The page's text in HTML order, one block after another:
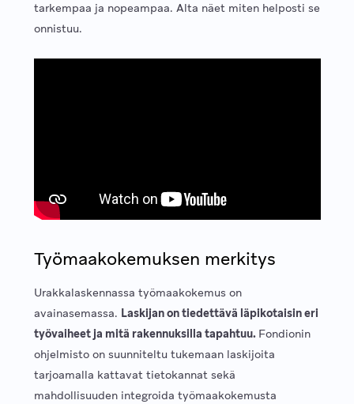
tarkempaa ja nopeampaa. Alta näet miten helposti se
onnistuu.
Työmaakokemuksen merkitys
Urakkalaskennassa työmaakokemus on
avainasemassa. Laskijan on tiedettävä läpikotaisin eri
työvaiheet ja mitä rakennuksilla tapahtuu. Fondionin
ohjelmisto on suunniteltu tukemaan laskijoita
tarjoamalla kattavat tietokannat sekä
mahdollisuuden integroida työmaakokemusta